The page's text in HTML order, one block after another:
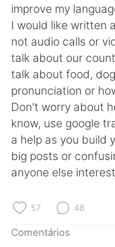
improve my
I would like written
not audio calls or
talk about our
talk about food,
pronunciation or
Don't worry about
know, use google
a help as you build
big posts or
anyone else
57 48
Comentários